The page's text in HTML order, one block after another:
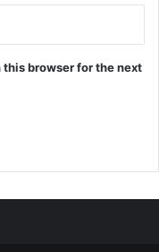
browser for the next